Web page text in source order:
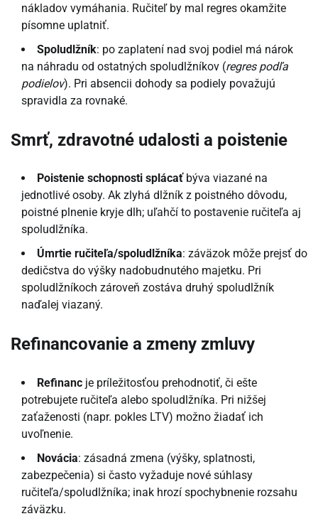
nákladov vymáhania. Ručiteľ by mal regres okamžite
písomne uplatniť.
Spoludlžník: po zaplatení nad svoj podiel má nárok
na náhradu od ostatných spoludlžníkov (regres podľa
podielov). Pri absencii dohody sa podiely považujú
spravidla za rovnaké.
Smrť, zdravotné udalosti a poistenie
Poistenie schopnosti splácaťbýva viazané na
jednotlivé osoby. Ak zlyhá dlžník z poistného dôvodu,
poistné plnenie kryje dlh; uľahčí to postavenie ručiteľa aj
spoludlžníka.
Úmrtie ručiteľa/spoludlžníka: záväzok môže prejsť do
dedičstva do výšky nadobudnutého majetku. Pri
spoludlžníkoch zároveň zostáva druhý spoludlžník
naďalej viazaný.
Refinancovanie a zmeny zmluvy
Refinanc je príležitosťou prehodnotiť, či ešte
potrebujete ručiteľa alebo spoludlžníka. Pri nižšej
zaťaženosti (napr. pokles LTV) možno žiadať ich
uvoľnenie.
Novácia: zásadná zmena (výšky, splatnosti,
zabezpečenia) si často vyžaduje nové súhlasy
ručiteľa/spoludlžníka; inak hrozí spochybnenie rozsahu
záväzku.